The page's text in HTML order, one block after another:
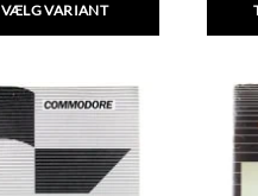
VÆLG VARIANT
har
flere
varianter.
Mulighederne